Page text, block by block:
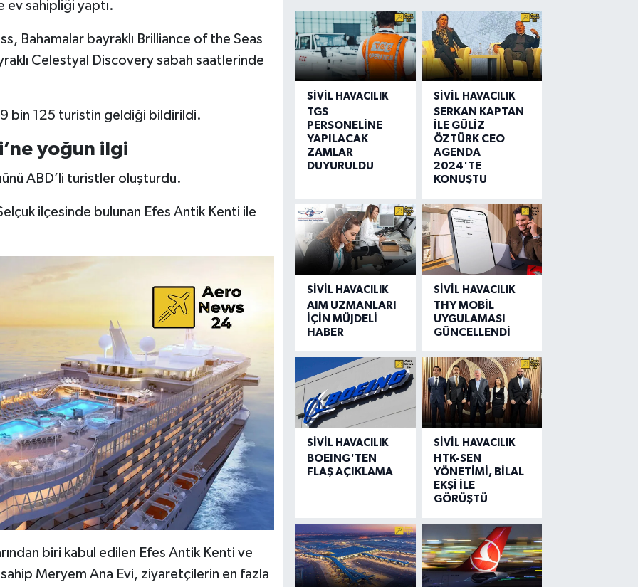
sahipliği yaptı.
Bahamalar bayraklı Brilliance of the Seas
Celestyal Discovery sabah saatlerinde
bin 125 turistin geldiği bildirildi.
yoğun ilgi
ABD’li turistler oluşturdu.
ilçesinde bulunan Efes Antik Kenti ile
biri kabul edilen Efes Antik Kenti ve
Meryem Ana Evi, ziyaretçilerin en fazla
SIVIL HAVACILIK
TGS
PERSONELİNE
YAPILACAK
ZAMLAR
DUYURULDU
SIVIL HAVACILIK
SERKAN KAPTAN
İLE GÜLİZ
ÖZTÜRK CEO
AGENDA
2024'TE
KONUŞTU
SIVIL HAVACILIK
AIM UZMANLARI
İÇİN MÜJDELİ
HABER
SIVIL HAVACILIK
THY MOBİL
UYGULAMASI
GÜNCELLENDİ
SIVIL HAVACILIK
BOEING'TEN
FLAŞ AÇIKLAMA
SIVIL HAVACILIK
HTK-SEN
YÖNETİMİ, BİLAL
EKŞİ İLE
GÖRÜŞTÜ